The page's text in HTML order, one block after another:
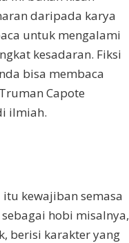
daripada karya
untuk mengalami
kesadaran. Fiksi
bisa membaca
Capote
ilmiah.
kewajiban semasa
hobi misalnya,
berisi karakter yang